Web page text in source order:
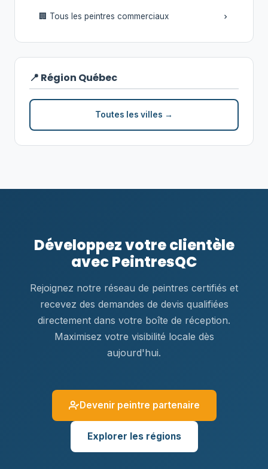
🏢 Tous les peintres commerciaux
📍 Région Québec
Toutes les villes →
Développez votre clientèle
avec PeintresQC
Rejoignez notre réseau de peintres certifiés et
recevez des demandes de devis qualifiées
directement dans votre boîte de réception.
Maximisez votre visibilité locale dès
aujourd'hui.
Devenir peintre partenaire
Explorer les régions